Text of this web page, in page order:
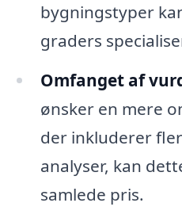
bygningstyper
graders
Omfanget af
ønsker en mere
der inkluderer
analyser, kan
samlede pris.